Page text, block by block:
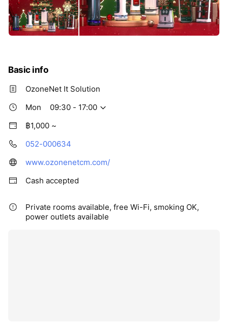
Basic info
OzoneNet It Solution
Mon
09:30 - 17:00
฿1,000 ~
052-000634
www.ozonenetcm.com/
Cash accepted
Private rooms available, free Wi-Fi, smoking OK,
power outlets available